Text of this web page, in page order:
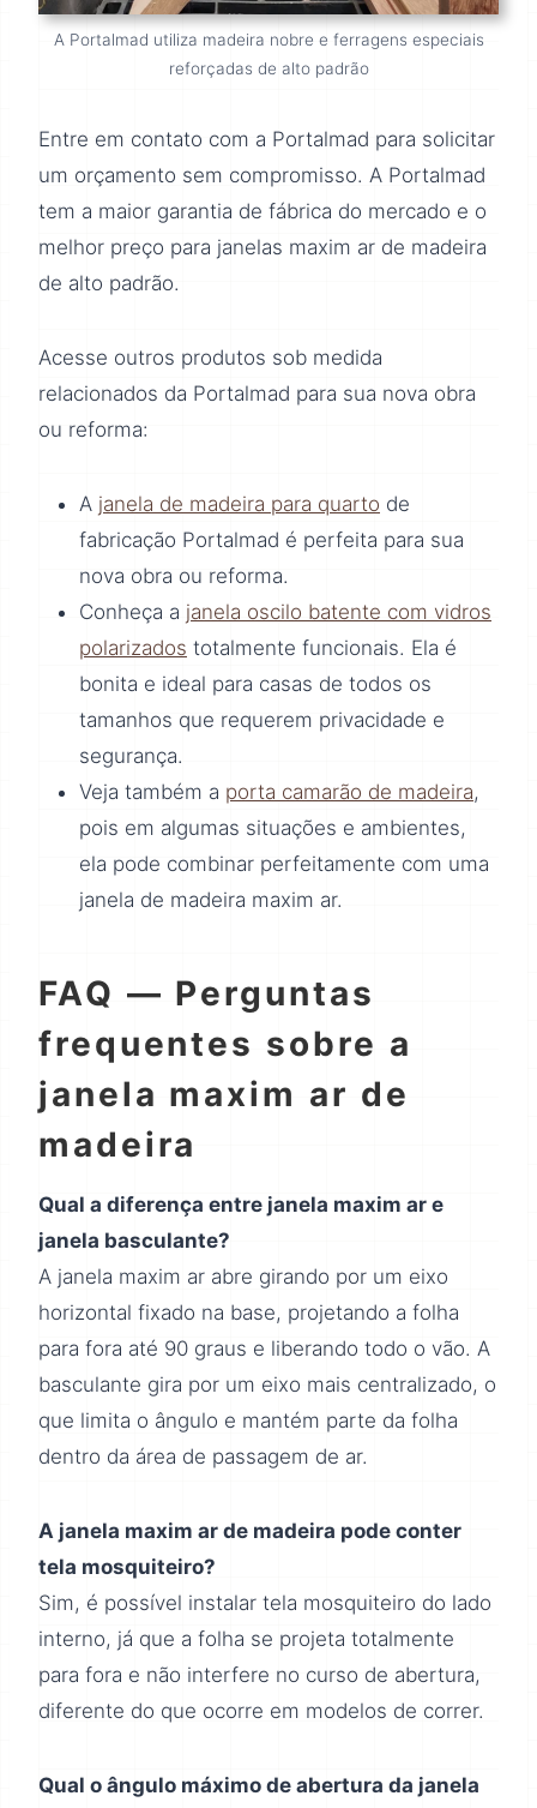
A Portalmad utiliza madeira nobre e ferragens especiais
reforçadas de alto padrão
Entre em contato com a Portalmad para solicitar
um orçamento sem compromisso. A Portalmad
tem a maior garantia de fábrica do mercado e o
melhor preço para janelas maxim ar de madeira
de alto padrão.
Acesse outros produtos sob medida
relacionados da Portalmad para sua nova obra
ou reforma:
A janela de madeira para quarto de
fabricação Portalmad é perfeita para sua
nova obra ou reforma.
Conheça a janela oscilo batente com vidros
polarizados totalmente funcionais. Ela é
bonita e ideal para casas de todos os
tamanhos que requerem privacidade e
segurança.
Veja também a porta camarão de madeira,
pois em algumas situações e ambientes,
ela pode combinar perfeitamente com uma
janela de madeira maxim ar.
FAQ — Perguntas
frequentes sobre a
janela maxim ar de
madeira
Qual a diferença entre janela maxim ar e
janela basculante?
A janela maxim ar abre girando por um eixo
horizontal fixado na base, projetando a folha
para fora até 90 graus e liberando todo o vão. A
basculante gira por um eixo mais centralizado, o
que limita o ângulo e mantém parte da folha
dentro da área de passagem de ar.
A janela maxim ar de madeira pode conter
tela mosquiteiro?
Sim, é possível instalar tela mosquiteiro do lado
interno, já que a folha se projeta totalmente
para fora e não interfere no curso de abertura,
diferente do que ocorre em modelos de correr.
Qual o ângulo máximo de abertura da janela